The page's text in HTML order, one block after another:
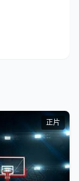
正片